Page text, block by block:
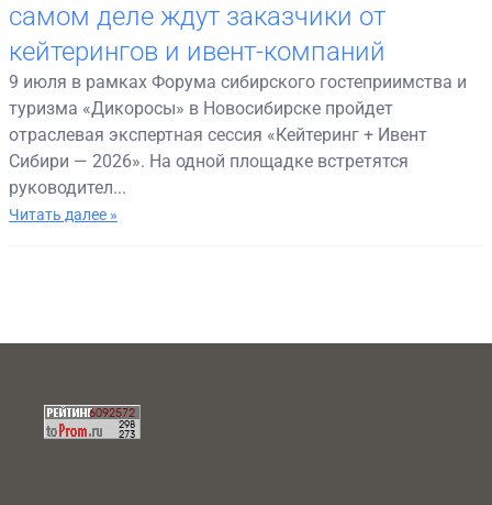
самом деле ждут заказчики от
кейтерингов и ивент-компаний
9 июля в рамках Форума сибирского гостеприимства и
туризма «Дикоросы» в Новосибирске пройдет
отраслевая экспертная сессия «Кейтеринг + Ивент
Сибири — 2026». На одной площадке встретятся
руководител...
Читать далее »